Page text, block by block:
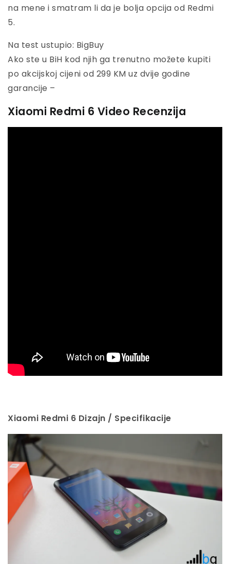
na mene i smatram li da je bolja opcija od Redmi
5.
Na test ustupio: BigBuy
Ako ste u BiH kod njih ga trenutno možete kupiti
po akcijskoj cijeni od 299 KM uz dvije godine
garancije –
Xiaomi Redmi 6 Video Recenzija
Xiaomi Redmi 6 Dizajn / Specifikacije